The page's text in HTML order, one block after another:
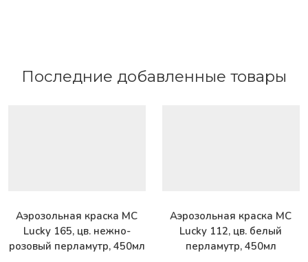
Последние добавленные товары
Аэрозольная краска MC
Lucky 165, цв. нежно-
розовый перламутр, 450мл
Аэрозольная краска MC
Lucky 112, цв. белый
перламутр, 450мл